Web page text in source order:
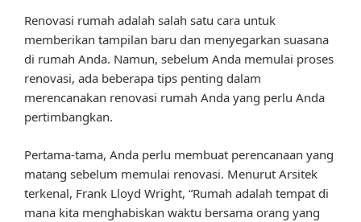
Renovasi rumah adalah salah satu cara untuk
memberikan tampilan baru dan menyegarkan suasana
di rumah Anda. Namun, sebelum Anda memulai proses
renovasi, ada beberapa tips penting dalam
merencanakan renovasi rumah Anda yang perlu Anda
pertimbangkan.
Pertama-tama, Anda perlu membuat perencanaan yang
matang sebelum memulai renovasi. Menurut Arsitek
terkenal, Frank Lloyd Wright, “Rumah adalah tempat di
mana kita menghabiskan waktu bersama orang yang